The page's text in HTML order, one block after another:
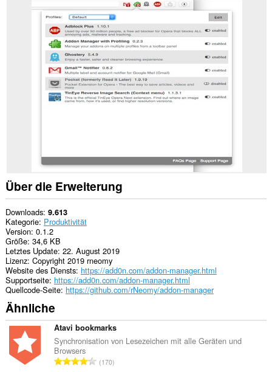
Erweiterungen
tray.
Über die Erweiterung
Downloads 9.613
Kategorie Produktivität
Version 0.1.2
Größe 34,6 KB
Letztes Update 22. August 2019
Lizenz Copyright 2019 rneomy
Website des Diensts https://add0n.com/addon-manager.html
Supportseite https://add0n.com/addon-manager.html
Quellcode-Seite https://github.com/rNeomy/addon-manager
Ähnliche
Atavi bookmarks
Synchronisation von Lesezeichen mit alle Geräten und
Browsers
G170